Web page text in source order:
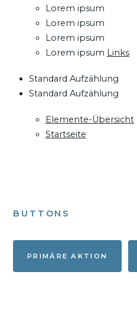
Lorem ipsum
Lorem ipsum
Lorem ipsum
Lorem ipsum Links
Standard Aufzählung
Standard Aufzählung
Elemente-Übersicht
Startseite
BUTTONS
PRIMÄRE AKTION